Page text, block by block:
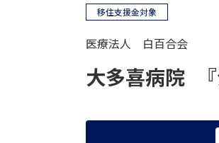
移住支援金対象
医療法人 白百合会
大多喜病院 『